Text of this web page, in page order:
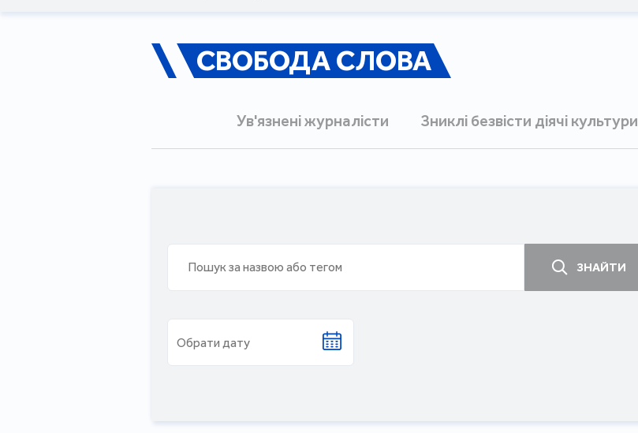
СВОБОДА СЛОВА
Ув'язнені журналісти Зниклі безвісти діячі культури
ЗНАЙТИ